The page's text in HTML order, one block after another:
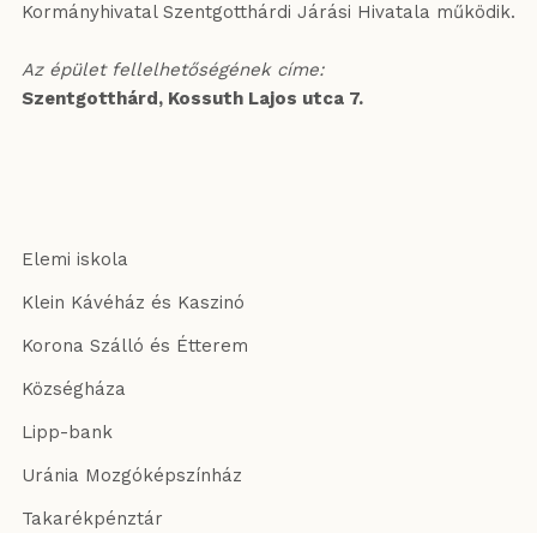
Kormányhivatal Szentgotthárdi Járási Hivatala működik.
Az épület fellelhetőségének címe:
Szentgotthárd, Kossuth Lajos utca 7.
Elemi iskola
Klein Kávéház és Kaszinó
Korona Szálló és Étterem
Községháza
Lipp-bank
Uránia Mozgóképszínház
Takarékpénztár